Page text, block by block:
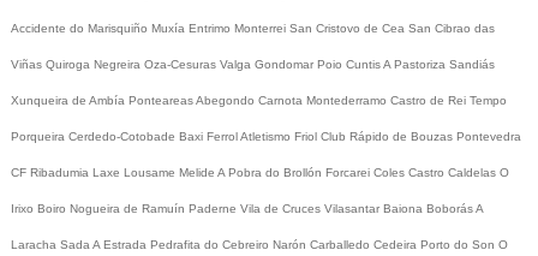
Accidente do Marisquiño Muxía Entrimo Monterrei San Cristovo de Cea San Cibrao das
Viñas Quiroga Negreira Oza-Cesuras Valga Gondomar Poio CuntisA Pastoriza Sandiás
Xunqueira de Ambía PonteareasAbegondo Carnota Montederramo Castro de Rei Tempo
Porqueira Cerdedo-Cotobade Baxi FerrolAtletismo Friol Club Rápido de Bouzas Pontevedra
CF Ribadumia Laxe Lousame Melide A Pobra do Brollón Forcarei Coles Castro Caldelas O
Irixo Boiro Nogueira de Ramuín Paderne Vila de Cruces Vilasantar Baiona BoborásA
Laracha Sada A Estrada Pedrafita do Cebreiro Narón Carballedo Cedeira Porto do Son O